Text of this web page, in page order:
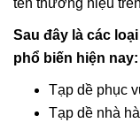
tên thương hiệu
Sau đây là các
phổ biến hiện nay:
Tạp dề phục
Tạp dề nhà